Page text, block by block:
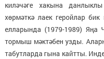
киләчәге хакына
хөрмәткә лаек геройлар
елларында (1979-1989)
тормыш мәктәбен узды.
табутларда гына кайтты.